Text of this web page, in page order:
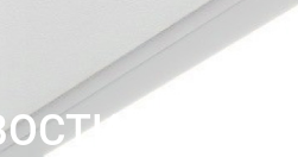
И АКЦИИ